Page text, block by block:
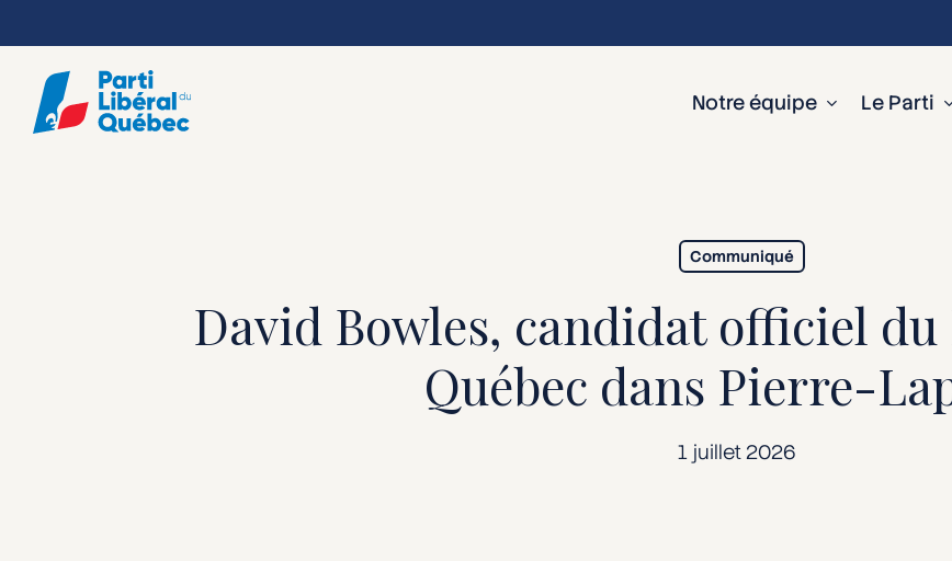
to
content
Notre équipe Le Parti
Communiqué
David Bowles, candidat officiel
Québec dans Pierre-
1 juillet 2026